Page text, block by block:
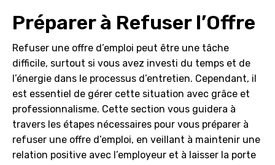
Préparer à Refuser l’Offre
Refuser une offre d’emploi peut être une tâche
difficile, surtout si vous avez investi du temps et de
l’énergie dans le processus d’entretien. Cependant, il
est essentiel de gérer cette situation avec grâce et
professionnalisme. Cette section vous guidera à
travers les étapes nécessaires pour vous préparer à
refuser une offre d’emploi, en veillant à maintenir une
relation positive avec l’employeur et à laisser la porte